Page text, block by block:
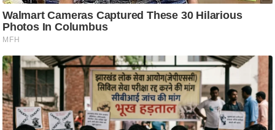
हि
मा
/
ध
र्म
स्थ
ल
व्र